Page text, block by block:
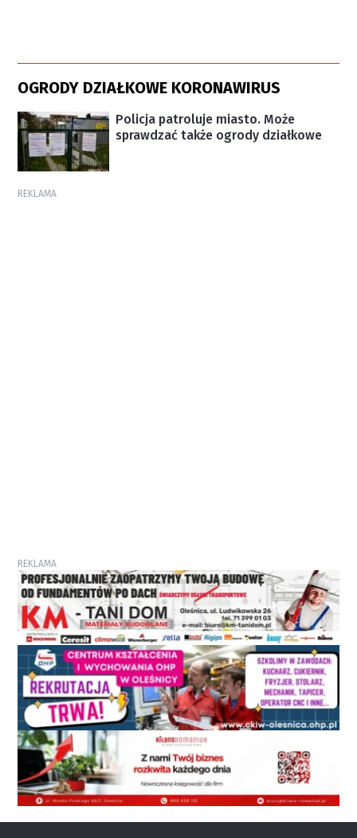
OGRODY DZIAŁKOWE KORONAWIRUS
Policja patroluje miasto. Może
sprawdzać także ogrody działkowe
REKLAMA
REKLAMA